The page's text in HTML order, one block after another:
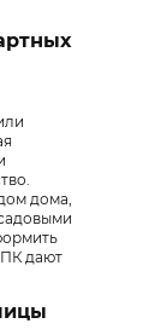
дома,
дают